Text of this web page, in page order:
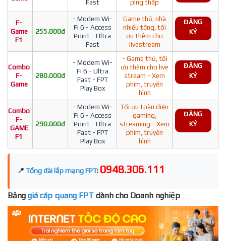
Fast
ping thấp
F-
Game
F1
255.000đ
- Modem Wi-
Fi 6 - Access
Point - Ultra
Fast
Game thủ, nhà
nhiều tầng, tối
ưu thêm cho
livestream
ĐĂNG
KÝ
Combo
F-
Game
280.000đ
- Modem Wi-
Fi 6 - Ultra
Fast - FPT
Play Box
- Game thủ, tối
ưu thêm cho live
stream - Xem
phim, truyền
hình
ĐĂNG
KÝ
Combo
F-
GAME
F1
290.000đ
- Modem Wi-
Fi 6 - Access
Point - Ultra
Fast - FPT
Play Box
Tối ưu toàn diện
gaming,
streaming - Xem
phim, truyền
hình
ĐĂNG
KÝ
📍 Tổng đài lắp mạng FPT: 0948.306.111
Bảng giá cáp quang FPT dành cho Doanh nghiệp